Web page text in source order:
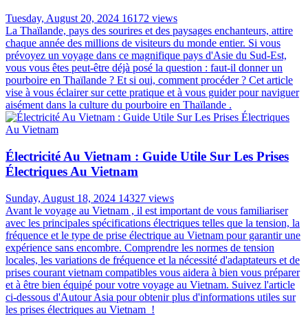
Tuesday, August 20, 2024 16172 views
La Thaïlande, pays des sourires et des paysages enchanteurs, attire
chaque année des millions de visiteurs du monde entier. Si vous
prévoyez un voyage dans ce magnifique pays d'Asie du Sud-Est,
vous vous êtes peut-être déjà posé la question : faut-il donner un
pourboire en Thaïlande ? Et si oui, comment procéder ? Cet article
vise à vous éclairer sur cette pratique et à vous guider pour naviguer
aisément dans la culture du pourboire en Thaïlande .
Électricité Au Vietnam : Guide Utile Sur Les Prises
Électriques Au Vietnam
Sunday, August 18, 2024 14327 views
Avant le voyage au Vietnam , il est important de vous familiariser
avec les principales spécifications électriques telles que la tension, la
fréquence et le type de prise électrique au Vietnam pour garantir une
expérience sans encombre. Comprendre les normes de tension
locales, les variations de fréquence et la nécessité d'adaptateurs et de
prises courant vietnam compatibles vous aidera à bien vous préparer
et à être bien équipé pour votre voyage au Vietnam. Suivez l'article
ci-dessous d'Autour Asia pour obtenir plus d'informations utiles sur
les prises électriques au Vietnam !